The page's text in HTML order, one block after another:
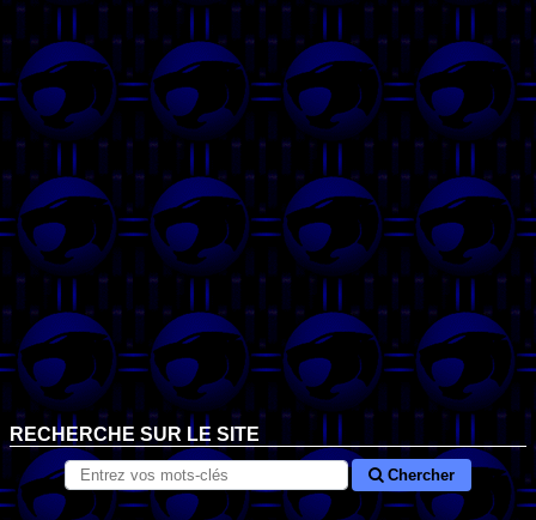
RECHERCHE SUR LE SITE
Chercher